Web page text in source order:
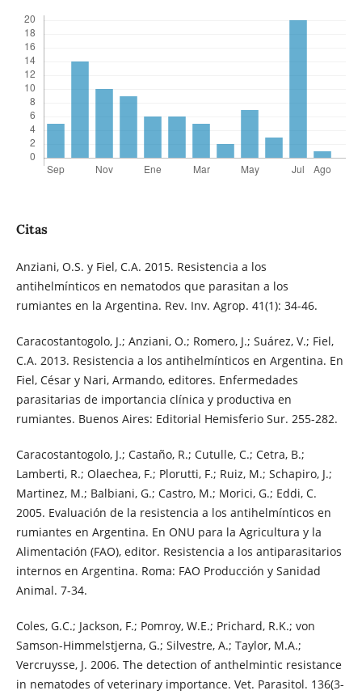
Citas
Anziani, O.S. y Fiel, C.A. 2015. Resistencia a los
antihelmínticos en nematodos que parasitan a los
rumiantes en la Argentina. Rev. Inv. Agrop. 41(1): 34-46.
Caracostantogolo, J.; Anziani, O.; Romero, J.; Suárez, V.; Fiel,
C.A. 2013. Resistencia a los antihelmínticos en Argentina. En
Fiel, César y Nari, Armando, editores. Enfermedades
parasitarias de importancia clínica y productiva en
rumiantes. Buenos Aires: Editorial Hemisferio Sur. 255-282.
Caracostantogolo, J.; Castaño, R.; Cutulle, C.; Cetra, B.;
Lamberti, R.; Olaechea, F.; Plorutti, F.; Ruiz, M.; Schapiro, J.;
Martinez, M.; Balbiani, G.; Castro, M.; Morici, G.; Eddi, C.
2005. Evaluación de la resistencia a los antihelmínticos en
rumiantes en Argentina. En ONU para la Agricultura y la
Alimentación (FAO), editor. Resistencia a los antiparasitarios
internos en Argentina. Roma: FAO Producción y Sanidad
Animal. 7-34.
Coles, G.C.; Jackson, F.; Pomroy, W.E.; Prichard, R.K.; von
Samson-Himmelstjerna, G.; Silvestre, A.; Taylor, M.A.;
Vercruysse, J. 2006. The detection of anthelmintic resistance
in nematodes of veterinary importance. Vet. Parasitol. 136(3-